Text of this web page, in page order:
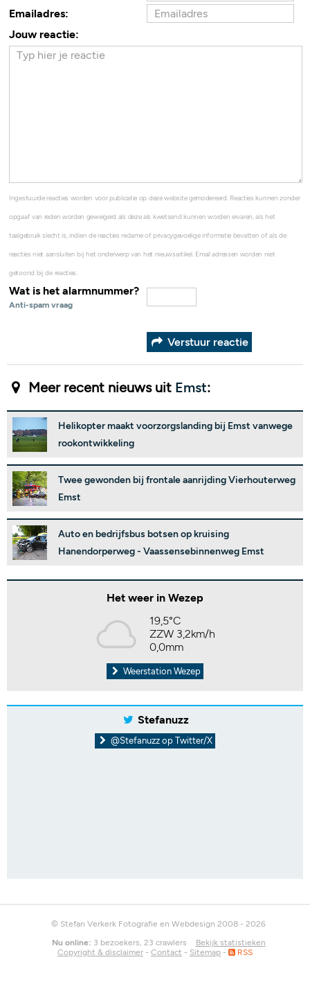
Emailadres:
Jouw reactie:
Ingestuurde reacties worden voor publicatie op deze website gemodereerd. Reacties kunnen zonder
opgaaf van reden worden geweigerd als deze als kwetsend kunnen worden ervaren, als het
taalgebruik slecht is, indien de reacties reclame of privacygevoelige informatie bevatten of als de
reacties niet aansluiten bij het onderwerp van het nieuwsartikel. Email adressen worden niet
getoond bij de reacties.
Wat is het alarmnummer?
Anti-spam vraag
Verstuur reactie
Meer recent nieuws uit Emst:
Helikopter maakt voorzorgslanding bij Emst vanwege
rookontwikkeling
Twee gewonden bij frontale aanrijding Vierhouterweg
Emst
Auto en bedrijfsbus botsen op kruising
Hanendorperweg - Vaassensebinnenweg Emst
Het weer in Wezep
19,5°C
ZZW 3,2km/h
0,0mm
Weerstation Wezep
Stefanuzz
@Stefanuzz op Twitter/X
© Stefan Verkerk Fotografie en Webdesign 2008 - 2026
Nu online: 3 bezoekers, 23 crawlers
Bekijk statistieken
Copyright & disclaimer - Contact - Sitemap - RSS